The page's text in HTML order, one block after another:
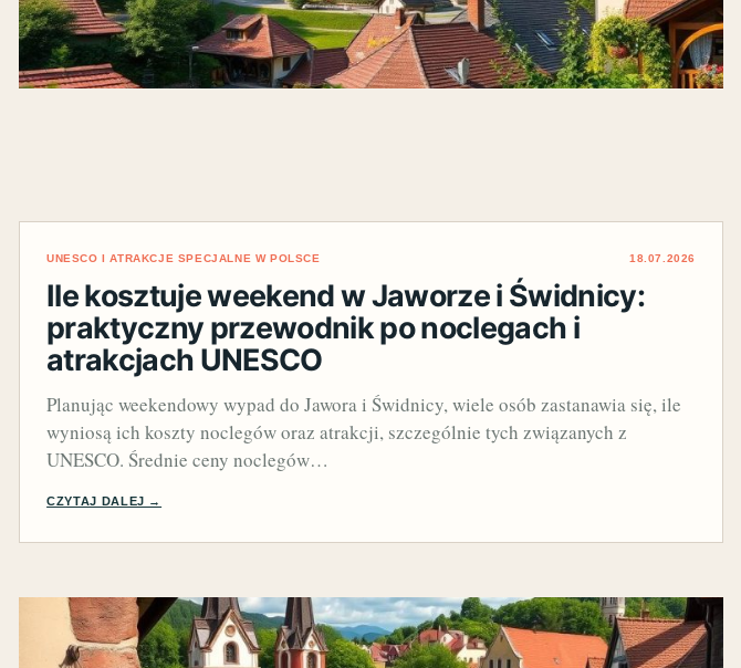
UNESCO I ATRAKCJE SPECJALNE W POLSCE 18.07.2026
Ile kosztuje weekend w Jaworze i Świdnicy:
praktyczny przewodnik po noclegach i
atrakcjach UNESCO
Planując weekendowy wypad do Jawora i Świdnicy, wiele osób zastanawia się, ile
wyniosą ich koszty noclegów oraz atrakcji, szczególnie tych związanych z
UNESCO. Średnie ceny noclegów…
CZYTAJ DALEJ →